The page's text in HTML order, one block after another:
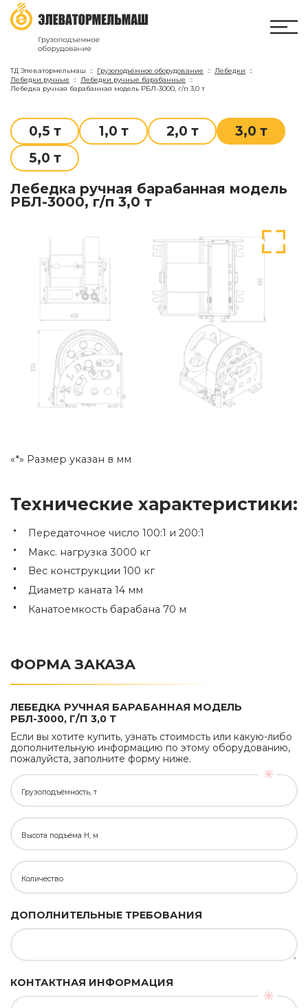
ТД Элеватормельмаш Грузоподъёмное оборудование
Лебедки
Лебедки ручные
Лебедки ручные барабанные
Лебедка ручная барабанная модель РБЛ-3000, г/п 3,0 т
0,5 т 1,0 т 2,0 т
3,0 т
5,0 т
Лебедка ручная барабанная модель
РБЛ-3000, г/п 3,0 т
«*» Размер указан в мм
Технические характеристики:
Передаточное число 100:1 и 200:1
Макс. нагрузка 3000 кг
Вес конструкции 100 кг
Диаметр каната 14 мм
Канатоемкость барабана 70 м
ФОРМА ЗАКАЗА
ЛЕБЕДКА РУЧНАЯ БАРАБАННАЯ МОДЕЛЬ
РБЛ-3000, Г/П 3,0 Т
Если вы хотите купить, узнать стоимость или какую-либо
дополнительную информацию по этому оборудованию,
пожалуйста, заполните форму ниже.
Грузоподъёмность, т
Высота подъёма H, м
Количество
ДОПОЛНИТЕЛЬНЫЕ ТРЕБОВАНИЯ
КОНТАКТНАЯ ИНФОРМАЦИЯ